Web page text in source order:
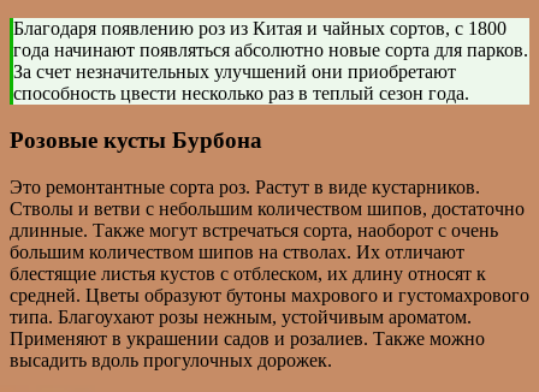
Благодаря появлению роз из Китая и чайных сортов, с 1800
года начинают появляться абсолютно новые сорта для парков.
За счет незначительных улучшений они приобретают
способность цвести несколько раз в теплый сезон года.
Розовые кусты Бурбона
Это ремонтантные сорта роз. Растут в виде кустарников.
Стволы и ветви с небольшим количеством шипов, достаточно
длинные. Также могут встречаться сорта, наоборот с очень
большим количеством шипов на стволах. Их отличают
блестящие листья кустов с отблеском, их длину относят к
средней. Цветы образуют бутоны махрового и густомахрового
типа. Благоухают розы нежным, устойчивым ароматом.
Применяют в украшении садов и розалиев. Также можно
высадить вдоль прогулочных дорожек.